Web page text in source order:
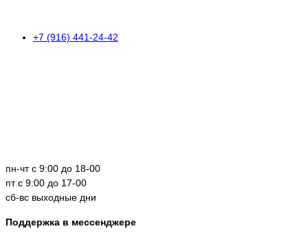
+7 (916) 441-24-42
пн-чт с 9:00 до 18-00
пт с 9:00 до 17-00
сб-вс выходные дни
Поддержка в мессенджере